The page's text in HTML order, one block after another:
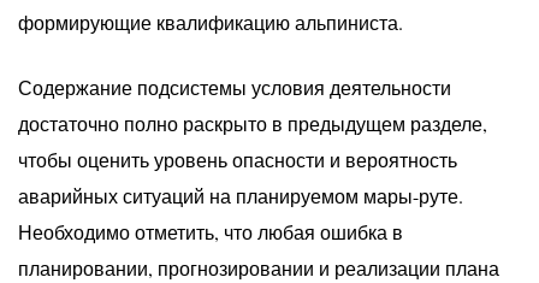
формирующие квалификацию альпиниста.
Содержание подсистемы условия деятельности
достаточно полно раскрыто в предыдущем разделе,
чтобы оценить уровень опасности и вероятность
аварийных ситуаций на планируемом мары-руте.
Необходимо отметить, что любая ошибка в
планировании, прогнозировании и реализации плана